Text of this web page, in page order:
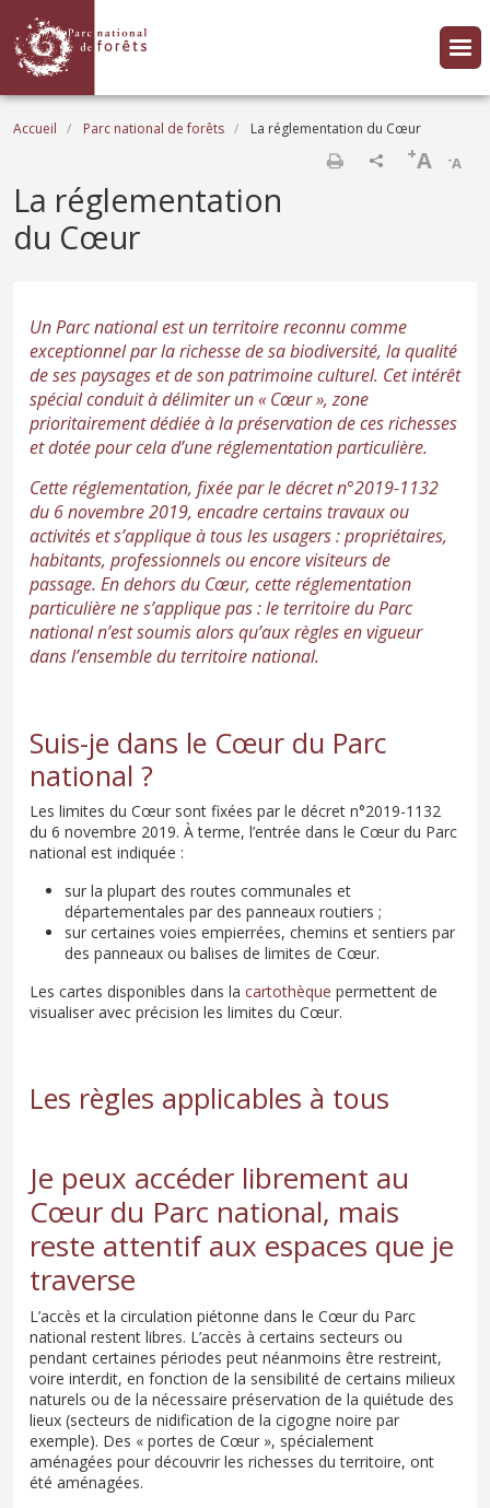
Fil d'Ariane
Accueil Parc national de forêts La réglementation du Cœur
-A
+A
La réglementation
du Cœur
Un Parc national est un territoire reconnu comme
exceptionnel par la richesse de sa biodiversité, la qualité
de ses paysages et de son patrimoine culturel. Cet intérêt
spécial conduit à délimiter un « Cœur », zone
prioritairement dédiée à la préservation de ces richesses
et dotée pour cela d’une réglementation particulière.
Cette réglementation, fixée par le décret n°2019-1132
du 6 novembre 2019, encadre certains travaux ou
activités et s’applique à tous les usagers : propriétaires,
habitants, professionnels ou encore visiteurs de
passage. En dehors du Cœur, cette réglementation
particulière ne s’applique pas : le territoire du Parc
national n’est soumis alors qu’aux règles en vigueur
dans l’ensemble du territoire national.
Suis-je dans le Cœur du Parc
national ?
Les limites du Cœur sont fixées par le décret n°2019-1132
du 6 novembre 2019. À terme, l’entrée dans le Cœur du Parc
national est indiquée :
sur la plupart des routes communales et
départementales par des panneaux routiers ;
sur certaines voies empierrées, chemins et sentiers par
des panneaux ou balises de limites de Cœur.
Les cartes disponibles dans la cartothèque permettent de
visualiser avec précision les limites du Cœur.
Les règles applicables à tous
Je peux accéder librement au
Cœur du Parc national, mais
reste attentif aux espaces que je
traverse
L’accès et la circulation piétonne dans le Cœur du Parc
national restent libres. L’accès à certains secteurs ou
pendant certaines périodes peut néanmoins être restreint,
voire interdit, en fonction de la sensibilité de certains milieux
naturels ou de la nécessaire préservation de la quiétude des
lieux (secteurs de nidification de la cigogne noire par
exemple). Des « portes de Cœur », spécialement
aménagées pour découvrir les richesses du territoire, ont
été aménagées.